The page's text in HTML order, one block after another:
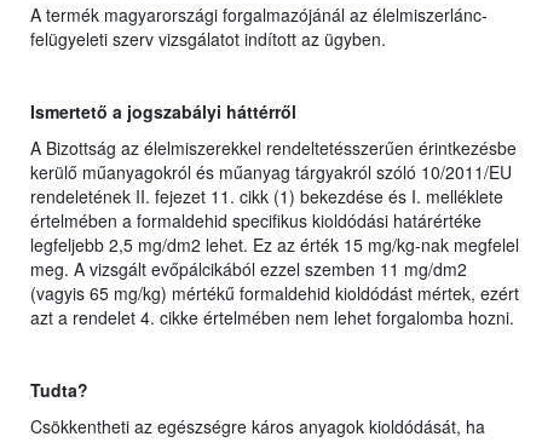
A termék magyarországi forgalmazójánál az élelmiszerlánc-
felügyeleti szerv vizsgálatot indított az ügyben.
Ismertető a jogszabályi háttérről
A Bizottság az élelmiszerekkel rendeltetésszerűen érintkezésbe
kerülő műanyagokról és műanyag tárgyakról szóló 10/2011/EU
rendeletének II. fejezet 11. cikk (1) bekezdése és I. melléklete
értelmében a formaldehid specifikus kioldódási határértéke
legfeljebb 2,5 mg/dm2 lehet. Ez az érték 15 mg/kg-nak megfelel
meg. A vizsgált evőpálcikából ezzel szemben 11 mg/dm2
(vagyis 65 mg/kg) mértékű formaldehid kioldódást mértek, ezért
azt a rendelet 4. cikke értelmében nem lehet forgalomba hozni.
Tudta?
Csökkentheti az egészségre káros anyagok kioldódását, ha